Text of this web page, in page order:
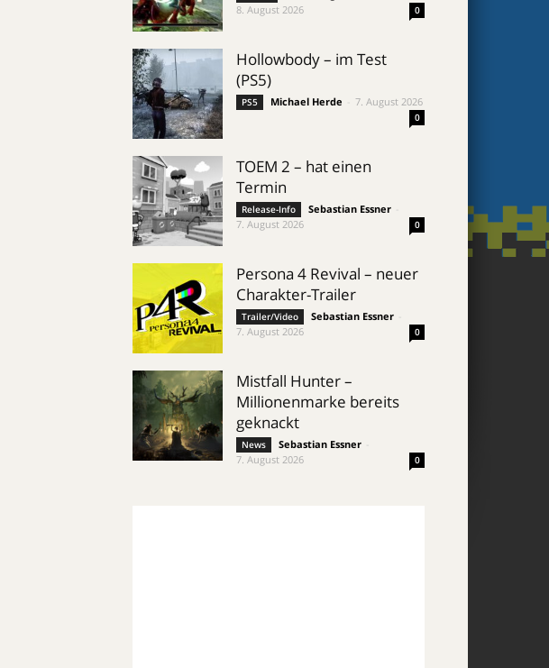
8. August 2026
0
Hollowbody – im Test
(PS5)
PS5 Michael Herde 7. August 2026
0
TOEM 2 – hat einen
Termin
Release-Info Sebastian Essner
7. August 2026
0
Persona 4 Revival – neuer
Charakter-Trailer
Trailer/Video Sebastian Essner
7. August 2026
0
Mistfall Hunter –
Millionenmarke bereits
geknackt
News Sebastian Essner
7. August 2026
0